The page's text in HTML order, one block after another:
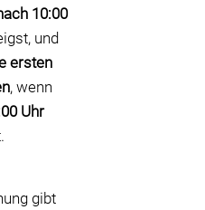
10:00
und
ersten
, wenn
Uhr
gibt